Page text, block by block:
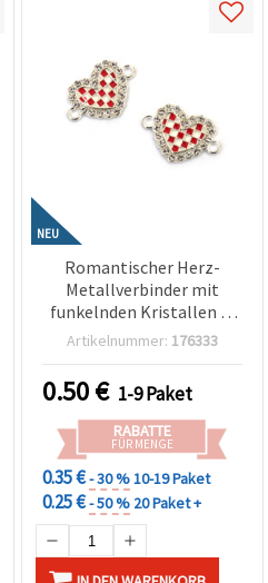
NEU
Romantischer Herz-
Metallverbinder mit
funkelnden Kristallen in
Silberfarbe, 21x15x2 mm,
Artikelnummer: 176333
0.50€ 1-9 Paket
RABATTE
FÜR MENGE
0.35 €- 30 %10-19 Paket
0.25 €- 50 % 20 Paket +